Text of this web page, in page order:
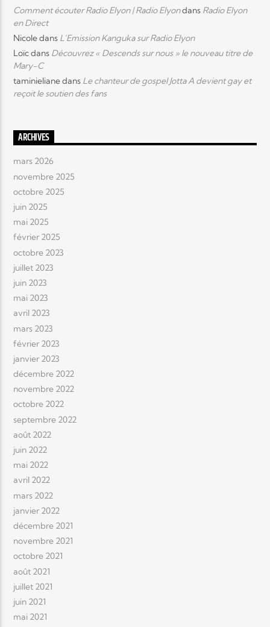
Comment écouter Radio Elyon | Radio Elyondans Radio Elyon
en Direct
Nicoledans L’Emission Kanguka sur Radio Elyon
Loïcdans Découvrez « Descends sur nous » le nouveau titre de
Mary-C
taminielianedans Le chanteur de gospel Jotta A devient gay et
reçoit le soutien des fans
ARCHIVES
mars 2026
novembre 2025
octobre 2025
juin 2025
mai 2025
février 2025
octobre 2023
juillet 2023
juin 2023
mai 2023
avril 2023
mars 2023
février 2023
janvier 2023
décembre 2022
novembre 2022
octobre 2022
septembre 2022
août 2022
juin 2022
mai 2022
avril 2022
mars 2022
janvier 2022
décembre 2021
novembre 2021
octobre 2021
août 2021
juillet 2021
juin 2021
mai 2021